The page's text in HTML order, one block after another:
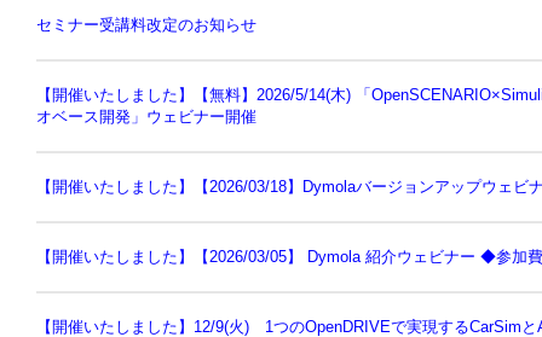
セミナー受講料改定のお知らせ
【開催いたしました】【無料】2026/5/14(木) 「
オベース開発」ウェビナー開催
【開催いたしました】【2026/03/18】Dymolaバージョンアップウェビ
【開催いたしました】【2026/03/05】 Dymola 紹介ウェビナー ◆参加
【開催いたしました】12/9(火) 1つのOpenDRIVEで実現するCarSim